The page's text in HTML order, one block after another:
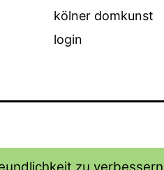
kölner domkunst
login